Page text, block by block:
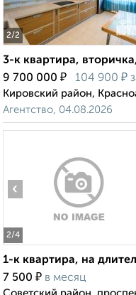
2/2
3-к квартира,
9 700 000 ₽ 104 900 ₽
Кировский район,
Агентство, 04.08.2026
2/4
‹
1-к квартира, на
7 500 ₽ в месяц